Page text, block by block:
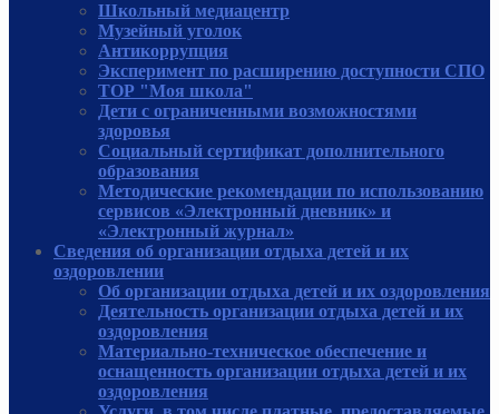
Школьный медиацентр
Музейный уголок
Антикоррупция
Эксперимент по расширению доступности СПО
ТОР "Моя школа"
Дети с ограниченными возможностями
здоровья
Социальный сертификат дополнительного
образования
Методические рекомендации по использованию
сервисов «Электронный дневник» и
«Электронный журнал»
Сведения об организации отдыха детей и их
оздоровлении
Об организации отдыха детей и их оздоровления
Деятельность организации отдыха детей и их
оздоровления
Материально-техническое обеспечение и
оснащенность организации отдыха детей и их
оздоровления